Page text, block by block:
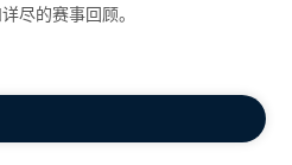
尽的赛事回顾。